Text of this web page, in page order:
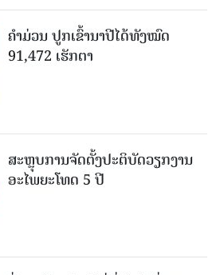
ຄໍາມ່ວນ ປູກເຂົ້ານາປີໄດ້ທັງໝົດ
91,472 ເຮັກຕາ
ສະຫຼຸບການຈັດຕັ້ງປະຕິບັດວຽກງານ
ອະໄພຍະໂທດ 5 ປີ